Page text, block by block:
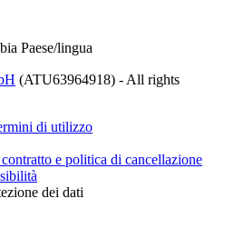
Paese/lingua
(ATU63964918) - All rights
di utilizzo
e politica di cancellazione
dei dati